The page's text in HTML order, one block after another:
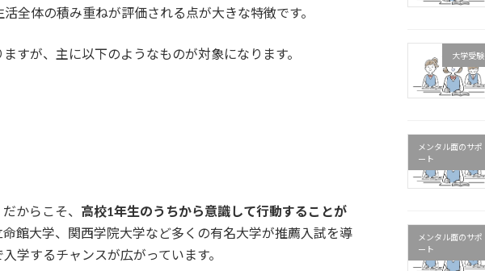
全体の積み重ねが評価される点が大きな特徴です。
すが、主に以下のようなものが対象になります。
からこそ、 高校1年生のうちから意識して行動することが
館大学、関西学院大学など多くの有名大学が推薦入試を導
学するチャンスが広がっています。
大学受験
メンタル面のサポ
ート
メンタル面のサポ
ート